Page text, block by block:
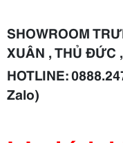
SHOWROOM
XUÂN , THỦ ĐỨC
HOTLINE:
Zalo)